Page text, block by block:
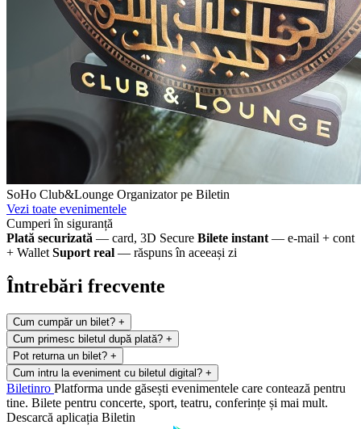
SoHo Club&Lounge Organizator pe Biletin
Vezi toate evenimentele
Cumperi în siguranță
Plată securizată — card, 3D Secure Bilete instant — e-mail + cont
+ Wallet Suport real — răspuns în aceeași zi
Întrebări frecvente
Cum cumpăr un bilet? +
Cum primesc biletul după plată? +
Pot returna un bilet? +
Cum intru la eveniment cu biletul digital? +
Biletinro Platforma unde găsești evenimentele care contează pentru
tine. Bilete pentru concerte, sport, teatru, conferințe și mai mult.
Descarcă aplicația Biletin